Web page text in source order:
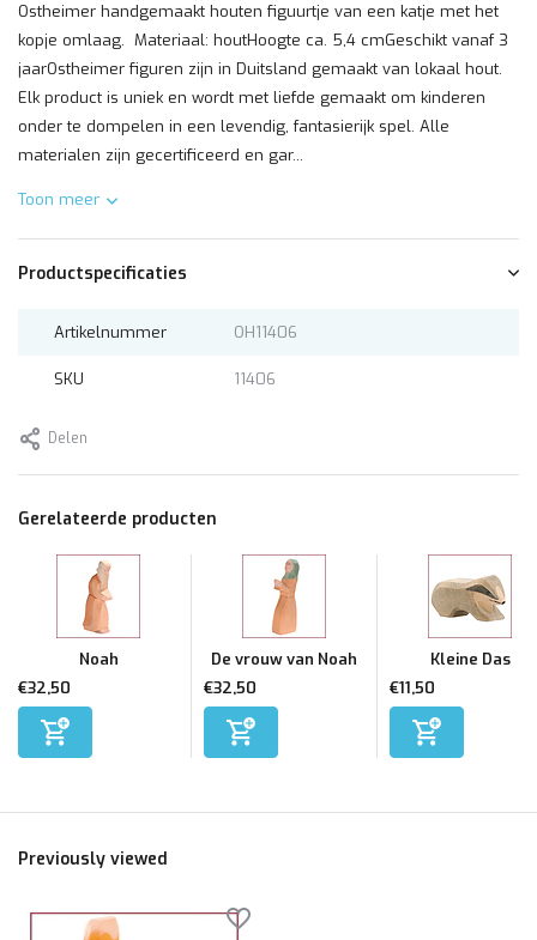
Ostheimer handgemaakt houten figuurtje van een katje met het
kopje omlaag. Materiaal: houtHoogte ca. 5,4 cmGeschikt vanaf 3
jaarOstheimer figuren zijn in Duitsland gemaakt van lokaal hout.
Elk product is uniek en wordt met liefde gemaakt om kinderen
onder te dompelen in een levendig, fantasierijk spel. Alle
materialen zijn gecertificeerd en gar...
Toon meer
Productspecificaties
Artikelnummer OH11406
SKU 11406
Delen
Gerelateerde producten
Noah
€32,50
De vrouw van Noah
€32,50
Kleine Das
€11,50
Previously viewed